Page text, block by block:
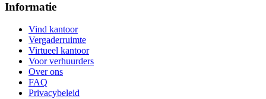
Informatie
Vind kantoor
Vergaderruimte
Virtueel kantoor
Voor verhuurders
Over ons
FAQ
Privacybeleid